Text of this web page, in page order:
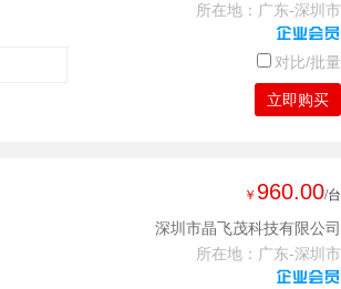
所在地：广东-深圳市
对比/批量
立即购买
￥ 960.00/台
深圳市晶飞茂科技有限公司
所在地：广东-深圳市